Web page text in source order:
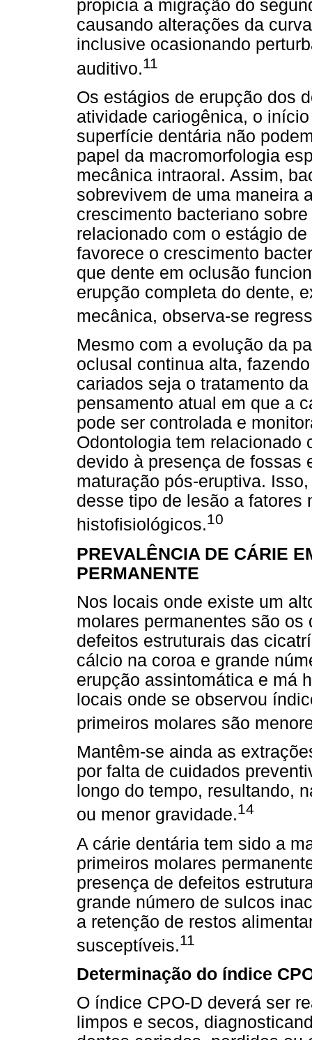
propicia a migração do
causando alterações da
inclusive ocasionando
auditivo.11
Os estágios de erupção dos
atividade cariogênica, o
superfície dentária não
papel da macromorfologia
mecânica intraoral. Assim,
sobrevivem de uma maneira
crescimento bacteriano
relacionado com o estágio
favorece o crescimento
que dente em oclusão
erupção completa do dente,
mecânica, observa-se
Mesmo com a evolução da
oclusal continua alta,
cariados seja o tratamento
pensamento atual em que a
pode ser controlada e
Odontologia tem relacionado
devido à presença de fossas
maturação pós-eruptiva.
desse tipo de lesão a fatores
histofisiológicos.10
PREVALÊNCIA DE CÁRIE
PERMANENTE
Nos locais onde existe um
molares permanentes são
defeitos estruturais das
cálcio na coroa e grande
erupção assintomática e má
locais onde se observou
primeiros molares são
Mantêm-se ainda as
por falta de cuidados
longo do tempo, resultando,
ou menor gravidade.14
A cárie dentária tem sido a
primeiros molares
presença de defeitos
grande número de sulcos
a retenção de restos
susceptíveis.11
Determinação do índice
O índice CPO-D deverá ser
limpos e secos,